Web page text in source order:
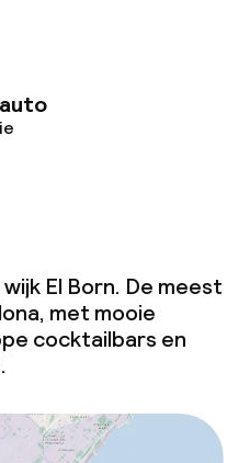
El Born. De meest
met mooie
cocktailbars en